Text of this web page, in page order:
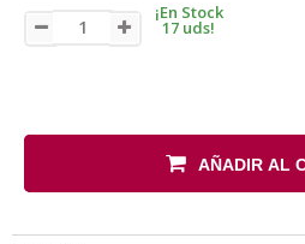
¡En Stock
17 uds!
AÑADIR AL